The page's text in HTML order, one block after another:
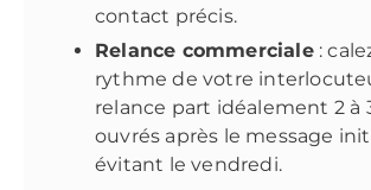
contact précis.
Relance commerciale:
rythme de votre
relance part idéalement 2 à
ouvrés après le message
évitant le vendredi.